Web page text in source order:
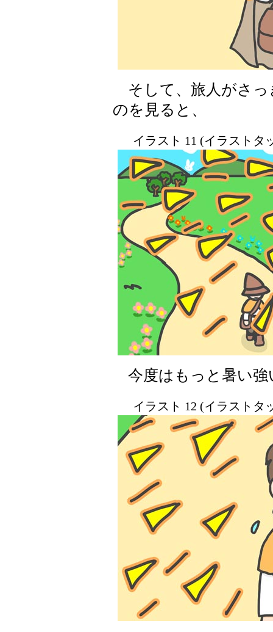
そして、旅人がさっ
のを見ると、
イラスト 11 (イラストタ
今度はもっと暑い強
イラスト 12 (イラストタ